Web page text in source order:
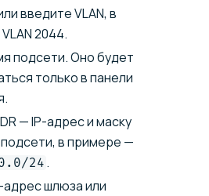
введите VLAN, в
2044.
подсети. Оно будет
только в панели
— IP-адрес и маску
в примере —
24 .
шлюза или